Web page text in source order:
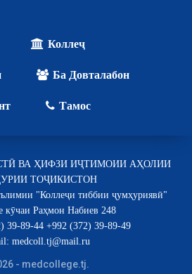
Коллеҷ
Ба Довталабон
Тамос
ВА ҲИФЗИ ИҶТИМОИИ АҲОЛИИ
ТОҶИКИСТОН
"Коллеҷи тиббии ҷумҳуриявӣ"
Раҳмон Набиев 248
39-89-44 +992 (372) 39-89-49
medcoll.tj@mail.ru
- medcollege.tj.